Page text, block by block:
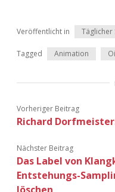
Veröffentlicht in Täglicher
Tagged Animation
Vorheriger Beitrag
Richard
Nächster Beitrag
Das Label von
Entstehungs-